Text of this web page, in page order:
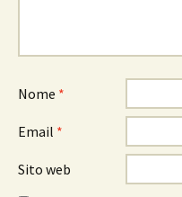
Nome *
Email *
Sito web